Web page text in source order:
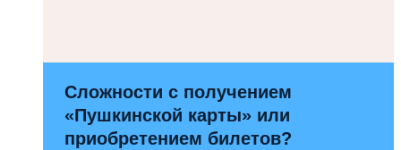
Сложности с получением
«Пушкинской карты» или
приобретением билетов?